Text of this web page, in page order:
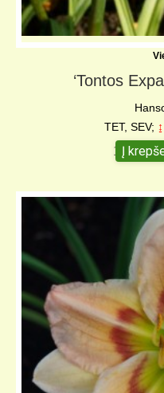
‘Tontos
TET, SEV; ↨
10,00€
Į